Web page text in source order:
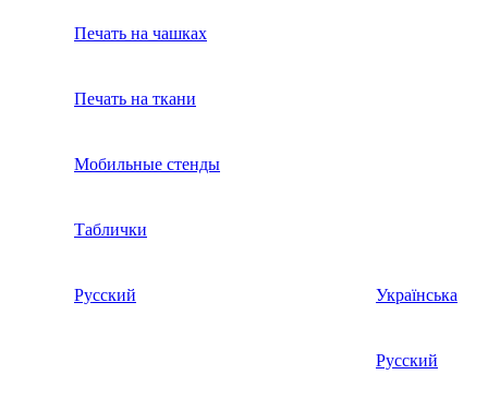
Печать на чашках
Печать на ткани
Мобильные стенды
Таблички
Русский Українська
Русский